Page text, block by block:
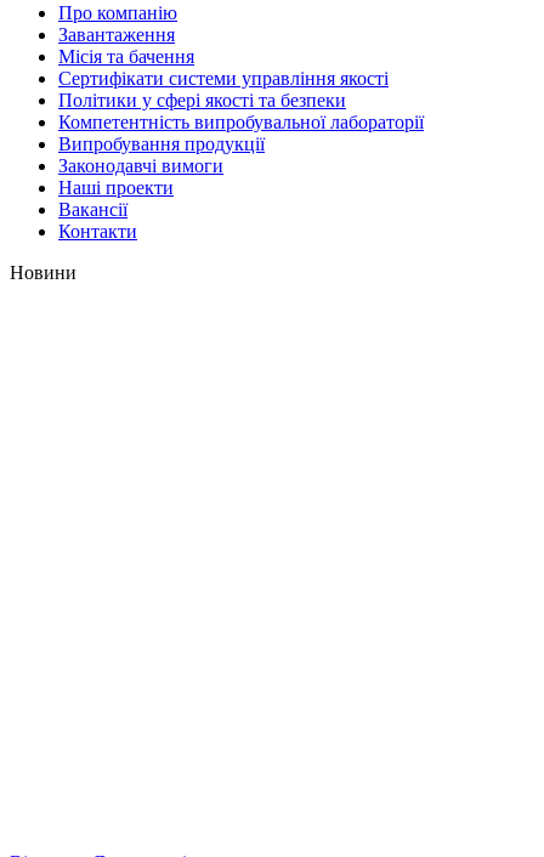
Про компанію
Завантаження
Місія та бачення
Сертифікати системи управління якості
Політики у сфері якості та безпеки
Компетентність випробувальної лабораторії
Випробування продукції
Законодавчі вимоги
Наші проекти
Вакансії
Контакти
Новини